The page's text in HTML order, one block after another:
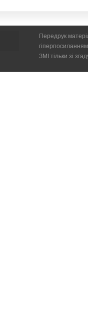
Передрук
ЗМІ тільки зі